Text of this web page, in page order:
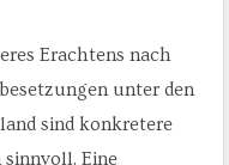
Erachtens nach
unter den
sind konkretere
Eine